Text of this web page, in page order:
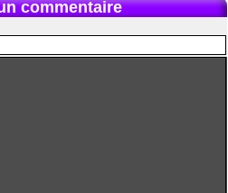
commentaire